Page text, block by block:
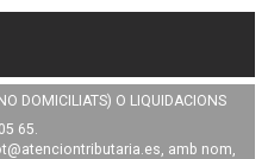
DOMICILIATS) O LIQUIDACIONS
65.
, amb nom,